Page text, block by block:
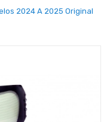
2024 A 2025 Original